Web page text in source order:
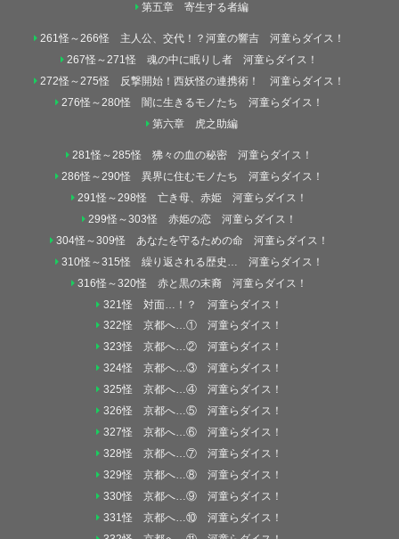
第五章 寄生する者編
261怪～266怪 主人公、交代！？河童の響吉 河童らダイス！
267怪～271怪 魂の中に眠りし者 河童らダイス！
272怪～275怪 反撃開始！西妖怪の連携術！ 河童らダイス！
276怪～280怪 闇に生きるモノたち 河童らダイス！
第六章 虎之助編
281怪～285怪 狒々の血の秘密 河童らダイス！
286怪～290怪 異界に住むモノたち 河童らダイス！
291怪～298怪 亡き母、赤姫 河童らダイス！
299怪～303怪 赤姫の恋 河童らダイス！
304怪～309怪 あなたを守るための命 河童らダイス！
310怪～315怪 繰り返される歴史… 河童らダイス！
316怪～320怪 赤と黒の末裔 河童らダイス！
321怪 対面…！？ 河童らダイス！
322怪 京都へ…① 河童らダイス！
323怪 京都へ…② 河童らダイス！
324怪 京都へ…③ 河童らダイス！
325怪 京都へ…④ 河童らダイス！
326怪 京都へ…⑤ 河童らダイス！
327怪 京都へ…⑥ 河童らダイス！
328怪 京都へ…⑦ 河童らダイス！
329怪 京都へ…⑧ 河童らダイス！
330怪 京都へ…⑨ 河童らダイス！
331怪 京都へ…⑩ 河童らダイス！